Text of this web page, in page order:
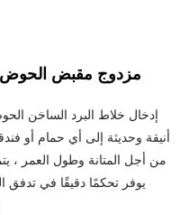
مزدوج مقبض الحوض
إدخال خلاط البرد الساخن
أنيقة وحديثة إلى أي حمام أو
من أجل المتانة وطول العمر ،
يوفر تحكمًا دقيقًا في تدفق